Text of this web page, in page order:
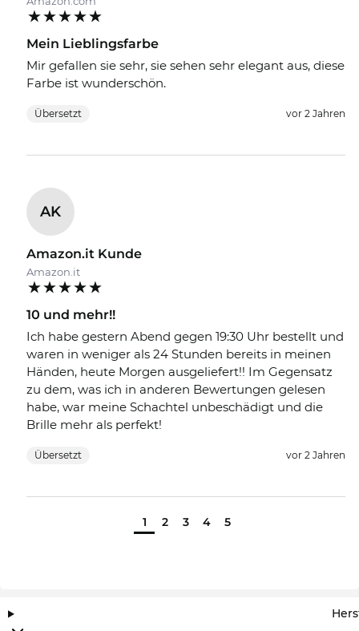
Mein Lieblingsfarbe
Mir gefallen sie sehr, sie sehen sehr elegant aus, diese
Farbe ist wunderschön.
Übersetzt vor 2 Jahren
AK
Amazon.it Kunde
Amazon.it
10 und mehr!!
Ich habe gestern Abend gegen 19:30 Uhr bestellt und
waren in weniger als 24 Stunden bereits in meinen
Händen, heute Morgen ausgeliefert!! Im Gegensatz
zu dem, was ich in anderen Bewertungen gelesen
habe, war meine Schachtel unbeschädigt und die
Brille mehr als perfekt!
Übersetzt vor 2 Jahren
1 2 3 4 5